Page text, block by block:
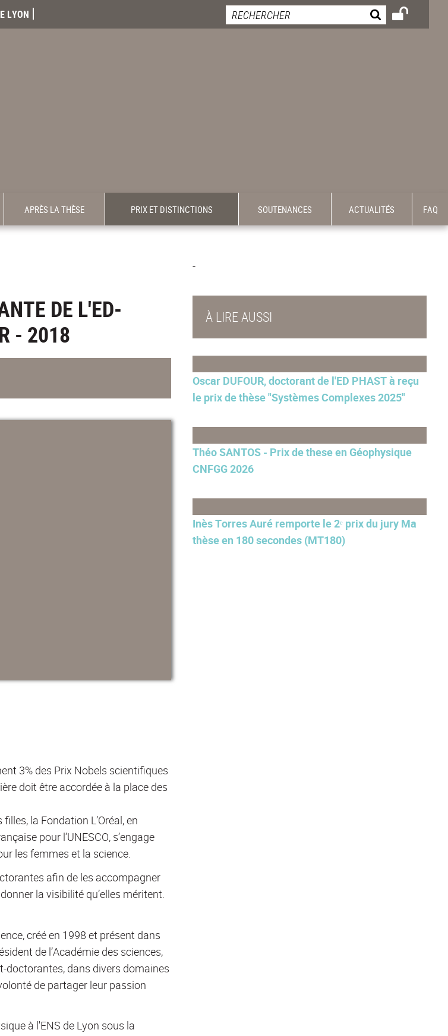
LYON
APRÈS LA THÈSE PRIX ET DISTINCTIONS SOUTENANCES ACTUALITÉS FAQ
DE L'ED-
- 2018
3% des Prix Nobels scientifiques
doit être accordée à la place des
la Fondation L’Oréal, en
pour l’UNESCO, s’engage
les femmes et la science.
afin de les accompagner
la visibilité qu’elles méritent.
créé en 1998 et présent dans
de l’Académie des sciences,
doctorantes, dans divers domaines
de partager leur passion
à l'ENS de Lyon sous la
À LIRE AUSSI
Oscar DUFOUR, doctorant de l'ED PHAST à reçu
le prix de thèse "Systèmes Complexes 2025"
Théo SANTOS - Prix de these en Géophysique
CNFGG 2026
Inès Torres Auré remporte le 2ᵉ prix du jury Ma
thèse en 180 secondes (MT180)
-